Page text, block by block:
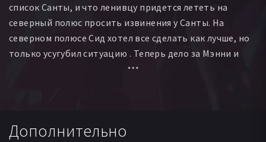
список Санты, и что ленивцу придется лететь на
северный полюс просить извинения у Санты. На
северном полюсе Сид хотел все сделать как лучше, но
только усугубил ситуацию . Теперь дело за Мэнни и
компанией, только они объединившись сохранят
Дополнительно